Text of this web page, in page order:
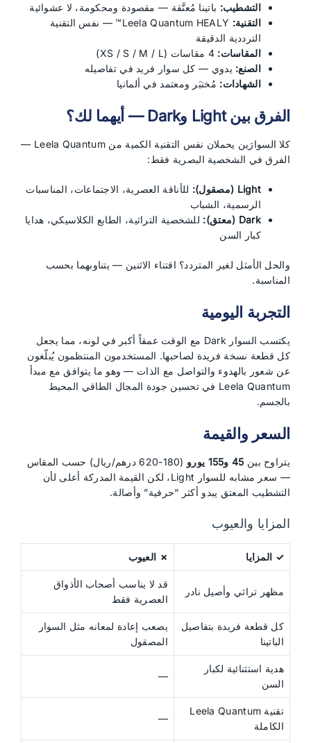
التشطيب: باتينا مُعتَّقة — مقصودة ومحكومة، لا عشوائية
التقنية:
Leela Quantum HEALY™ — نفس التقنية
الترددية الدقيقة
المقاسات: 4 مقاسات (XS / S / M / L)
الصنع: يدوي — كل سوار فريد في تفاصيله
الشهادات: مُختبَر ومعتمد في ألمانيا
الفرق بين Light وDark — أيهما لك؟
كلا السوارَين يحملان نفس التقنية الكمية من Leela Quantum —
الفرق في الشخصية البصرية فقط:
Light (مصقول):
للأناقة العصرية، الاجتماعات، المناسبات
الرسمية، الشباب
Dark (معتق):
للشخصية التراثية، الطابع الكلاسيكي، هدايا
كبار السن
والحل الأمثل لغير المتردد؟ اقتناء الاثنين — يتناوبهما بحسب
المناسبة.
التجربة اليومية
يكتسب السوار Dark مع الوقت عمقاً أكبر في لونه، مما يجعل
كل قطعة نسخة فريدة لصاحبها. المستخدمون المنتظمون يُبلّغون
عن شعور بالهدوء والتواصل مع الذات — وهو ما يتوافق مع مبدأ
Leela Quantum في تحسين جودة المجال الطاقي المحيط
بالجسم.
السعر والقيمة
يتراوح بين 45 و155 يورو
(180-620 درهم/ريال) حسب المقاس
— سعر مشابه للسوار Light، لكن القيمة المدركة أعلى لأن
التشطيب المعتق يبدو أكثر “حرفية” وأصالة.
المزايا والعيوب
✓ المزايا ✗ العيوب
مظهر تراثي وأصيل نادر
قد لا يناسب أصحاب الأذواق
العصرية فقط
كل قطعة فريدة بتفاصيل
الباتينا
يصعب إعادة لمعانه مثل السوار
المصقول
هدية استثنائية لكبار
السن
—
تقنية Leela Quantum
الكاملة
—